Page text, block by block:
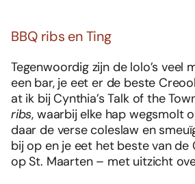
BBQ ribs en Ting
Tegenwoordig zijn de lolo’s veel
een bar, je eet er de beste
at ik bij Cynthia’s Talk of the
ribs, waarbij elke hap wegsmolt
daar de verse coleslaw en
bij op en je eet het beste van de
op St. Maarten – met uitzicht